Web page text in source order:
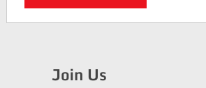
Join Us